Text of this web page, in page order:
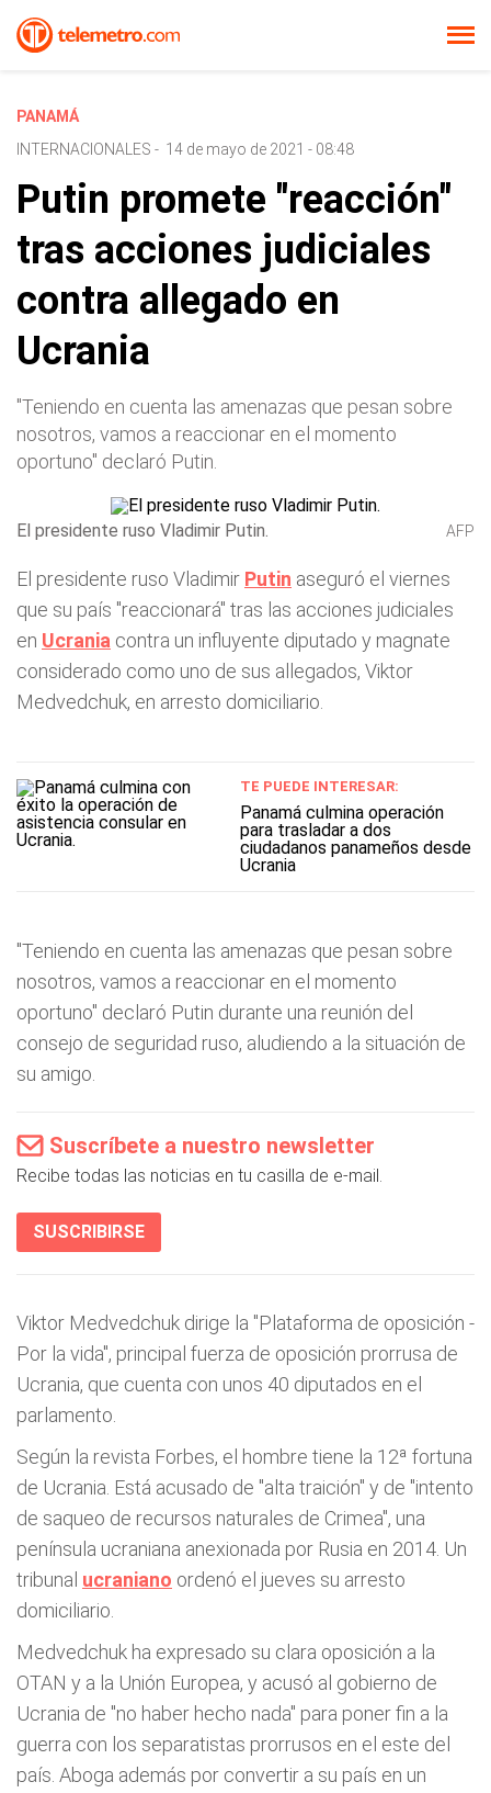
PANAMÁ
INTERNACIONALES - 14 de mayo de 2021 - 08:48
Putin promete "reacción"
tras acciones judiciales
contra allegado en
Ucrania
"Teniendo en cuenta las amenazas que pesan sobre
nosotros, vamos a reaccionar en el momento
oportuno" declaró Putin.
El presidente ruso Vladimir Putin. AFP
El presidente ruso Vladimir Putin aseguró el viernes
que su país "reaccionará" tras las acciones judiciales
en Ucrania contra un influyente diputado y magnate
considerado como uno de sus allegados, Viktor
Medvedchuk, en arresto domiciliario.
TE PUEDE INTERESAR:
Panamá culmina operación
para trasladar a dos
ciudadanos panameños desde
Ucrania
"Teniendo en cuenta las amenazas que pesan sobre
nosotros, vamos a reaccionar en el momento
oportuno" declaró Putin durante una reunión del
consejo de seguridad ruso, aludiendo a la situación de
su amigo.
Suscríbete a nuestro newsletter
Recibe todas las noticias en tu casilla de e-mail.
SUSCRIBIRSE
Viktor Medvedchuk dirige la "Plataforma de oposición -
Por la vida", principal fuerza de oposición prorrusa de
Ucrania, que cuenta con unos 40 diputados en el
parlamento.
Según la revista Forbes, el hombre tiene la 12ª fortuna
de Ucrania. Está acusado de "alta traición" y de "intento
de saqueo de recursos naturales de Crimea", una
península ucraniana anexionada por Rusia en 2014. Un
tribunal ucraniano ordenó el jueves su arresto
domiciliario.
Medvedchuk ha expresado su clara oposición a la
OTAN y a la Unión Europea, y acusó al gobierno de
Ucrania de "no haber hecho nada" para poner fin a la
guerra con los separatistas prorrusos en el este del
país. Aboga además por convertir a su país en un